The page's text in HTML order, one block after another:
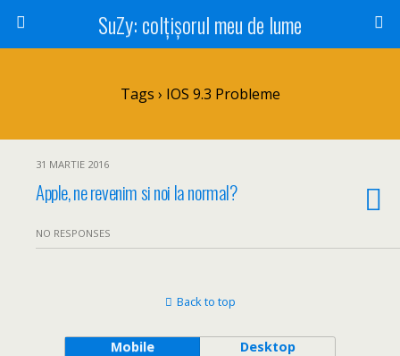
SuZy: colţişorul meu de lume
Tags › IOS 9.3 Probleme
31 MARTIE 2016
Apple, ne revenim si noi la normal?
NO RESPONSES
Back to top
Mobile Desktop